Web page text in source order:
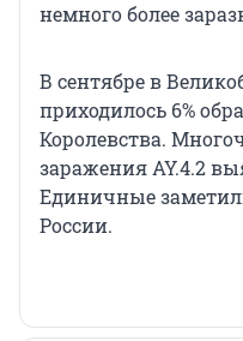
немного более
В сентябре в
приходилось 6%
Королевства.
заражения AY.4.2
Единичные
России.